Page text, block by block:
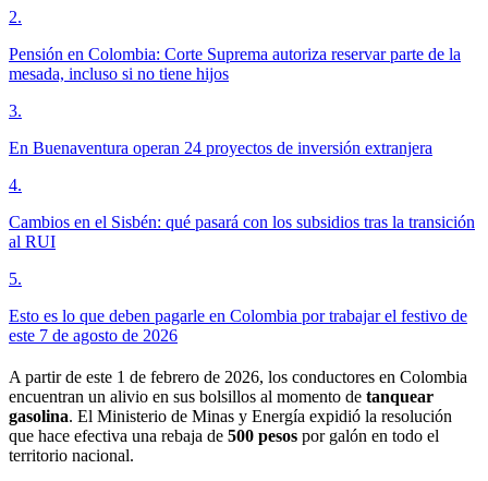
2.
Pensión en Colombia: Corte Suprema autoriza reservar parte de la
mesada, incluso si no tiene hijos
3.
En Buenaventura operan 24 proyectos de inversión extranjera
4.
Cambios en el Sisbén: qué pasará con los subsidios tras la transición
al RUI
5.
Esto es lo que deben pagarle en Colombia por trabajar el festivo de
este 7 de agosto de 2026
A partir de este 1 de febrero de 2026, los conductores en Colombia
encuentran un alivio en sus bolsillos al momento de tanquear
gasolina. El Ministerio de Minas y Energía expidió la resolución
que hace efectiva una rebaja de 500 pesos por galón en todo el
territorio nacional.